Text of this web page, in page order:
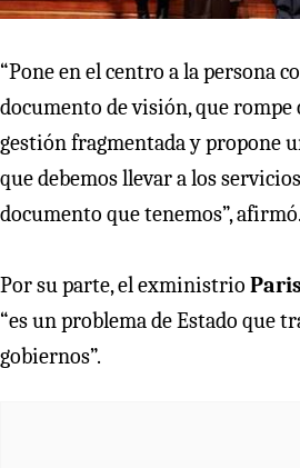
“Pone en el centro a la persona
documento de visión, que rompe
gestión fragmentada y propone
que debemos llevar a los
documento que tenemos”, afirmó.
Por su parte, el exministrio
“es un problema de Estado que
gobiernos”.